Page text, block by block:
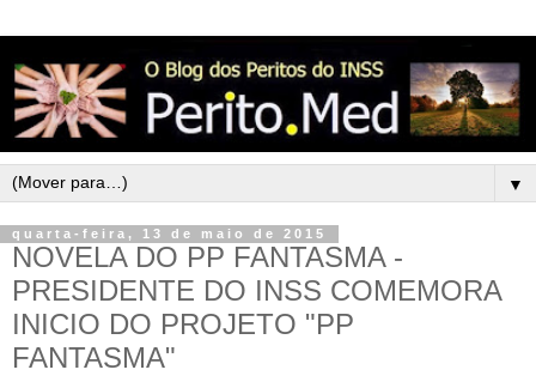
▼
quarta-feira, 13 de maio de 2015
NOVELA DO PP FANTASMA -
PRESIDENTE DO INSS COMEMORA
INICIO DO PROJETO "PP
FANTASMA"